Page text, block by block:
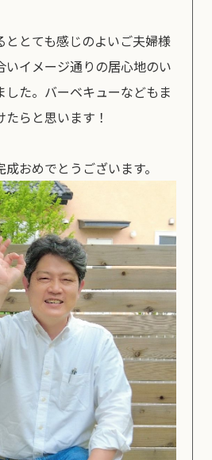
ととても感じのよいご夫婦様
いイメージ通りの居心地のい
した。バーベキューなどもま
らと思います！
おめでとうございます。